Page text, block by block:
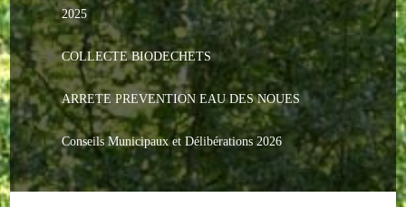
INDISPENSABLES
Nouveaux arrivants
Le PACS
Voter
Bientôt 16 ans
2025
COLLECTE BIODECHETS
ARRETE PREVENTION EAU DES NOUES
Conseils Municipaux et Délibérations 2026